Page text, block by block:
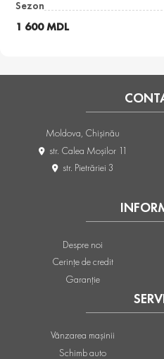
Sezon
1 600 MDL
Vânzarea mașinii
Schimb auto
Despre noi
Cerințe de credit
Garanție
Moldova, Chişinău
str. Calea Moşilor 11
str. Pietrăriei 3